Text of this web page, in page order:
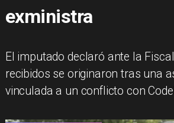
exministra
El imputado declaró ante la
recibidos se originaron tras una
vinculada a un conflicto con